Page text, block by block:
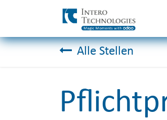
Zum Inhalt springen
Alle Stellen